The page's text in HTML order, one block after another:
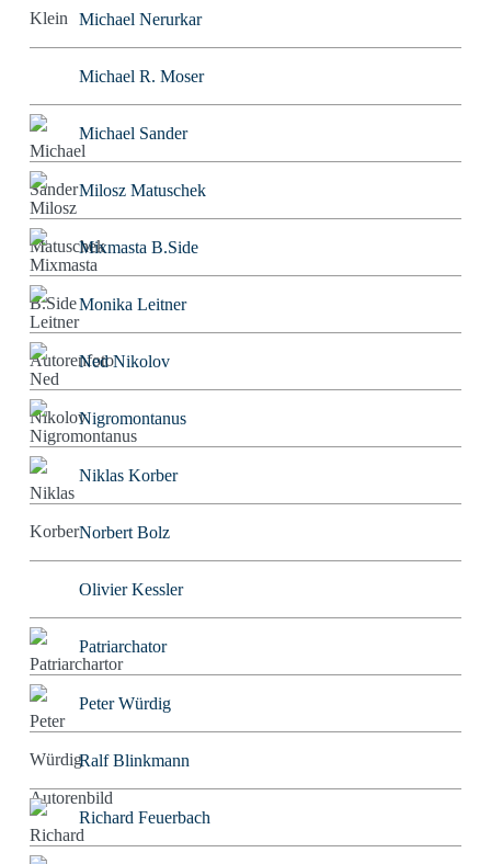
Michael Nerurkar
Michael R. Moser
Michael Sander
Milosz Matuschek
Mixmasta B.Side
Monika Leitner
Ned Nikolov
Nigromontanus
Niklas Korber
Norbert Bolz
Olivier Kessler
Patriarchator
Peter Würdig
Ralf Blinkmann
Richard Feuerbach